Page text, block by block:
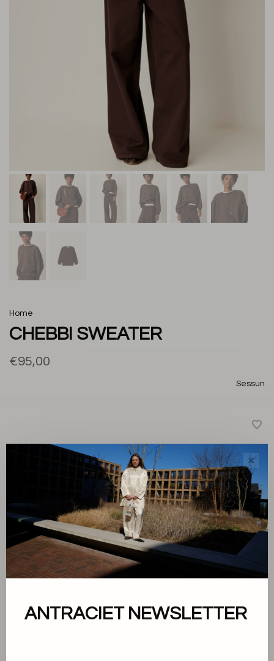
Home
CHEBBI SWEATER
€95,00
Sessun
Deze oversized sweater van gemêleerde fleece heeft
een knoopsluiting en een zachte, comfortabele
uitstraling. De frisse zomerkleur maakt hem ideaal voor
koelere zomeravonden.
Color: Ganache
Aantal: -
✕
ANTRACIET NEWSLETTER